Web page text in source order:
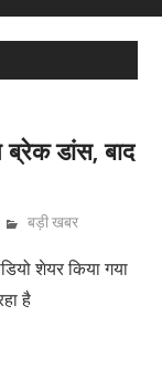
ब्रेक डांस, बाद
बड़ी खबर
शेयर किया गया
है